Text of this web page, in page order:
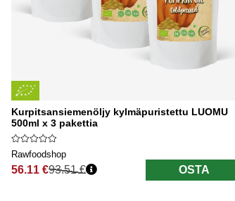
Kurpitsansiemenöljy kylmäpuristettu LUOMU
500ml x 3 pakettia
Rawfoodshop
56.11 €
Normaali hinta
93.51 € OSTA